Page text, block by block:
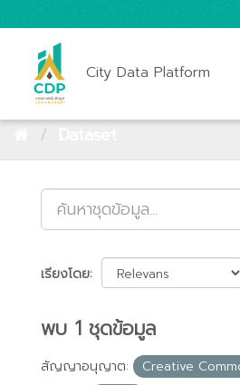
City Data Platform
เรียงโดย
พบ 1 ชุดข้อมูล
สัญญาอนุญาต:
Creative